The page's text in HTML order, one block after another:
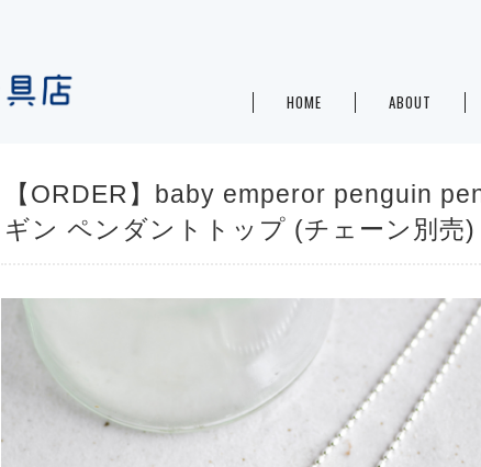
HOME ABOUT
【ORDER】baby emperor penguin
ギン ペンダントトップ (チェーン別売)